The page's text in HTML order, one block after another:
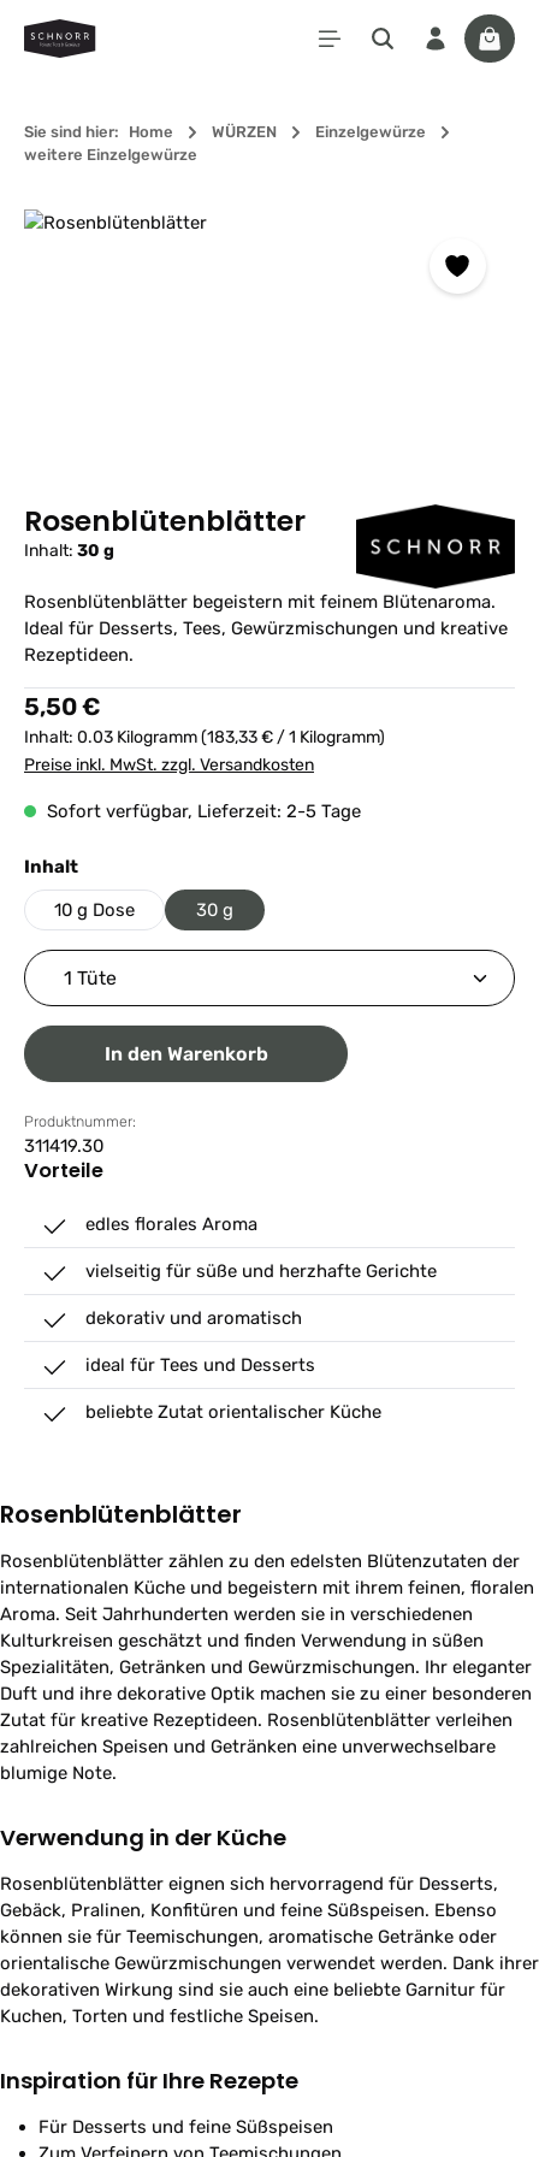
Zum Hauptinhalt springen
Sie sind hier: Home WÜRZEN
Einzelgewürze
weitere Einzelgewürze
Bildergalerie überspringen
Rosenblütenblätter
Inhalt: 30 g
Rosenblütenblätter begeistern mit feinem Blütenaroma.
Ideal für Desserts, Tees, Gewürzmischungen und kreative
Rezeptideen.
Regulärer Preis:
5,50 €
Inhalt: 0.03 Kilogramm(183,33 € / 1 Kilogramm)
Preise inkl. MwSt. zzgl. Versandkosten
Sofort verfügbar, Lieferzeit: 2-5 Tage
Inhaltauswählen
10 g Dose 30 g
Produkt Anzahl: Gib den gewünschten Wert ein
In den Warenkorb
Produktnummer:
311419.30
Vorteile
edles florales Aroma
vielseitig für süße und herzhafte Gerichte
dekorativ und aromatisch
ideal für Tees und Desserts
beliebte Zutat orientalischer Küche
Rosenblütenblätter
Rosenblütenblätter zählen zu den edelsten Blütenzutaten der
internationalen Küche und begeistern mit ihrem feinen, floralen
Aroma. Seit Jahrhunderten werden sie in verschiedenen
Kulturkreisen geschätzt und finden Verwendung in süßen
Spezialitäten, Getränken und Gewürzmischungen. Ihr eleganter
Duft und ihre dekorative Optik machen sie zu einer besonderen
Zutat für kreative Rezeptideen. Rosenblütenblätter verleihen
zahlreichen Speisen und Getränken eine unverwechselbare
blumige Note.
Verwendung in der Küche
Rosenblütenblätter eignen sich hervorragend für Desserts,
Gebäck, Pralinen, Konfitüren und feine Süßspeisen. Ebenso
können sie für Teemischungen, aromatische Getränke oder
orientalische Gewürzmischungen verwendet werden. Dank ihrer
dekorativen Wirkung sind sie auch eine beliebte Garnitur für
Kuchen, Torten und festliche Speisen.
Inspiration für Ihre Rezepte
Für Desserts und feine Süßspeisen